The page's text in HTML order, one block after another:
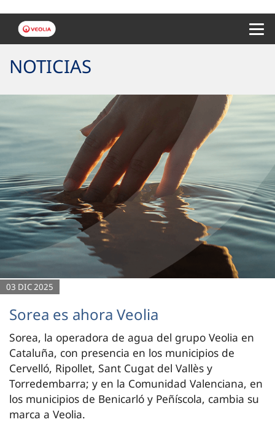
NOTICIAS
03 DIC 2025
Sorea es ahora Veolia
Sorea, la operadora de agua del grupo Veolia en
Cataluña, con presencia en los municipios de
Cervelló, Ripollet, Sant Cugat del Vallès y
Torredembarra; y en la Comunidad Valenciana, en
los municipios de Benicarló y Peñíscola, cambia su
marca a Veolia.